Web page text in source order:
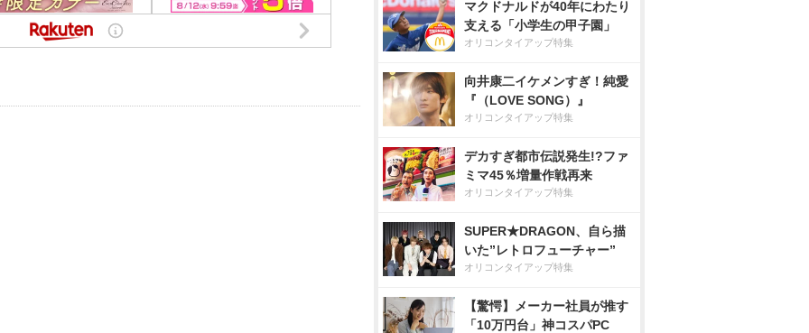
マクドナルドが40年にわたり
支える「小学生の甲子園」
オリコンタイアップ特集
向井康二イケメンすぎ！純愛
『（LOVE SONG）』
オリコンタイアップ特集
デカすぎ都市伝説発生!?ファ
ミマ45％増量作戦再来
オリコンタイアップ特集
SUPER★DRAGON、自ら描
いた”レトロフューチャー”
オリコンタイアップ特集
【驚愕】メーカー社員が推す
「10万円台」神コスパPC